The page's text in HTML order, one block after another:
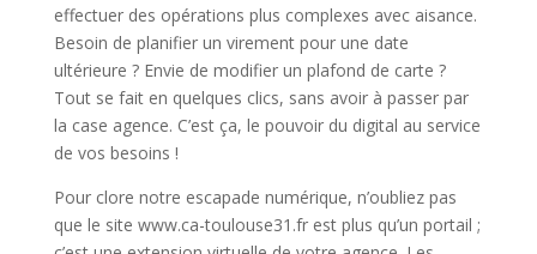
effectuer des opérations plus complexes avec aisance.
Besoin de planifier un virement pour une date
ultérieure ? Envie de modifier un plafond de carte ?
Tout se fait en quelques clics, sans avoir à passer par
la case agence. C’est ça, le pouvoir du digital au service
de vos besoins !
Pour clore notre escapade numérique, n’oubliez pas
que le site www.ca-toulouse31.fr est plus qu’un portail ;